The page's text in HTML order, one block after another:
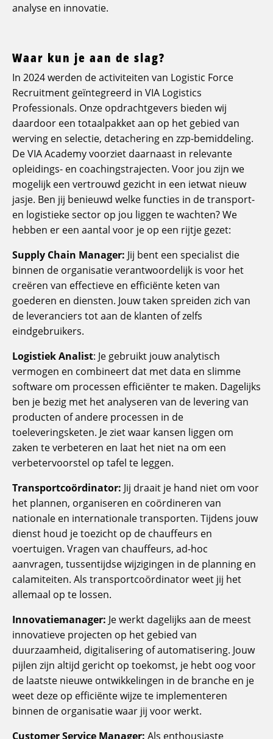
analyse en innovatie.
Waar kun je aan de slag?
In 2024 werden de activiteiten van Logistic Force
Recruitment geïntegreerd in VIA Logistics
Professionals. Onze opdrachtgevers bieden wij
daardoor een totaalpakket aan op het gebied van
werving en selectie, detachering en zzp-bemiddeling.
De VIA Academy voorziet daarnaast in relevante
opleidings- en coachingstrajecten. Voor jou zijn we
mogelijk een vertrouwd gezicht in een ietwat nieuw
jasje. Ben jij benieuwd welke functies in de transport-
en logistieke sector op jou liggen te wachten? We
hebben er een aantal voor je op een rijtje gezet:
Supply Chain Manager: Jij bent een specialist die
binnen de organisatie verantwoordelijk is voor het
creëren van effectieve en efficiënte keten van
goederen en diensten. Jouw taken spreiden zich van
de leveranciers tot aan de klanten of zelfs
eindgebruikers.
Logistiek Analist: Je gebruikt jouw analytisch
vermogen en combineert dat met data en slimme
software om processen efficiënter te maken. Dagelijks
ben je bezig met het analyseren van de levering van
producten of andere processen in de
toeleveringsketen. Je ziet waar kansen liggen om
zaken te verbeteren en laat het niet na om een
verbetervoorstel op tafel te leggen.
Transportcoördinator: Jij draait je hand niet om voor
het plannen, organiseren en coördineren van
nationale en internationale transporten. Tijdens jouw
dienst houd je toezicht op de chauffeurs en
voertuigen. Vragen van chauffeurs, ad-hoc
aanvragen, tussentijdse wijzigingen in de planning en
calamiteiten. Als transportcoördinator weet jij het
allemaal op te lossen.
Innovatiemanager: Je werkt dagelijks aan de meest
innovatieve projecten op het gebied van
duurzaamheid, digitalisering of automatisering. Jouw
pijlen zijn altijd gericht op toekomst, je hebt oog voor
de laatste nieuwe ontwikkelingen in de branche en je
weet deze op efficiënte wijze te implementeren
binnen de organisatie waar jij voor werkt.
Customer Service Manager: Als enthousiaste